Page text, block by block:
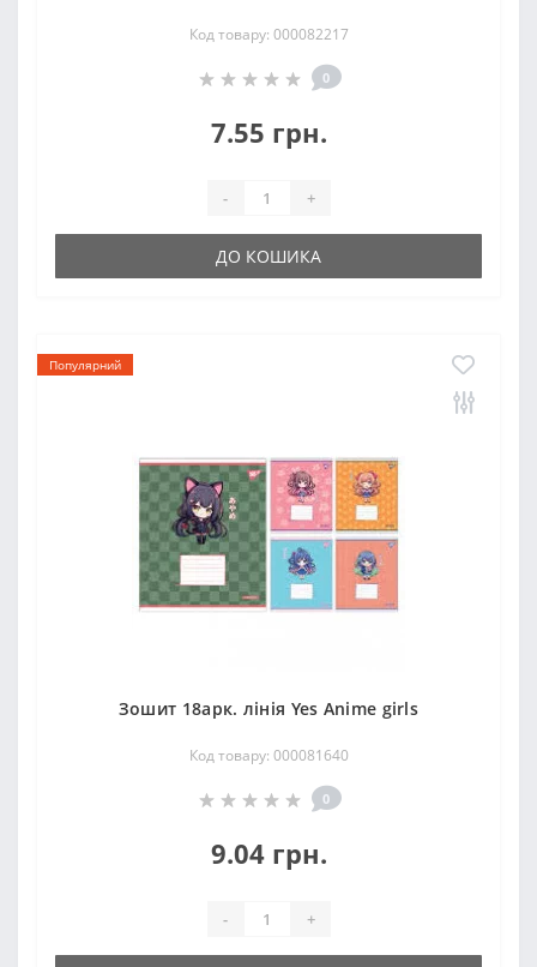
Код товару: 000082217
0
7.55 грн.
- +
ДО КОШИКА
Популярний
Зошит 18арк. лінія Yes Anime girls
Код товару: 000081640
0
9.04 грн.
- +